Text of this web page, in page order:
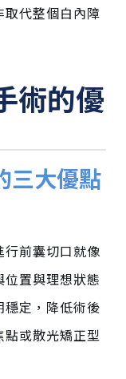
代整個白內障
術的優
三大優點
前囊切口就像
置與理想狀態
穩定，降低術後
點或散光矯正型